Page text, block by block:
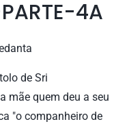
4A
de Sri
mãe quem deu a seu
"o companheiro de